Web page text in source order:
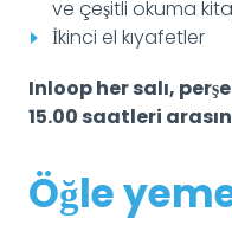
ve çeşitli okuma
İkinci el kıyafetler
Inloop her salı,
15.00 saatleri
Öğle